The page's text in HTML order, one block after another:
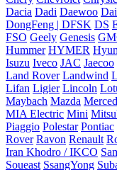
Dacia Dadi Daewoo
DongFeng | DFSK DS
FSO Geely Genesis
Hummer HYMER
Isuzu Iveco JAC Jaecoo
Land Rover Landwind
Lifan Ligier Lincoln
Maybach Mazda
MIA Electric Mini
Piaggio Polestar Pontiac
Rover Ravon Renault
Iran Khodro / IKCO
Soueast SsangYong